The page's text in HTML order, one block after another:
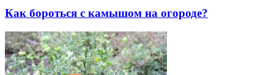
Как бороться с камышом на огороде?